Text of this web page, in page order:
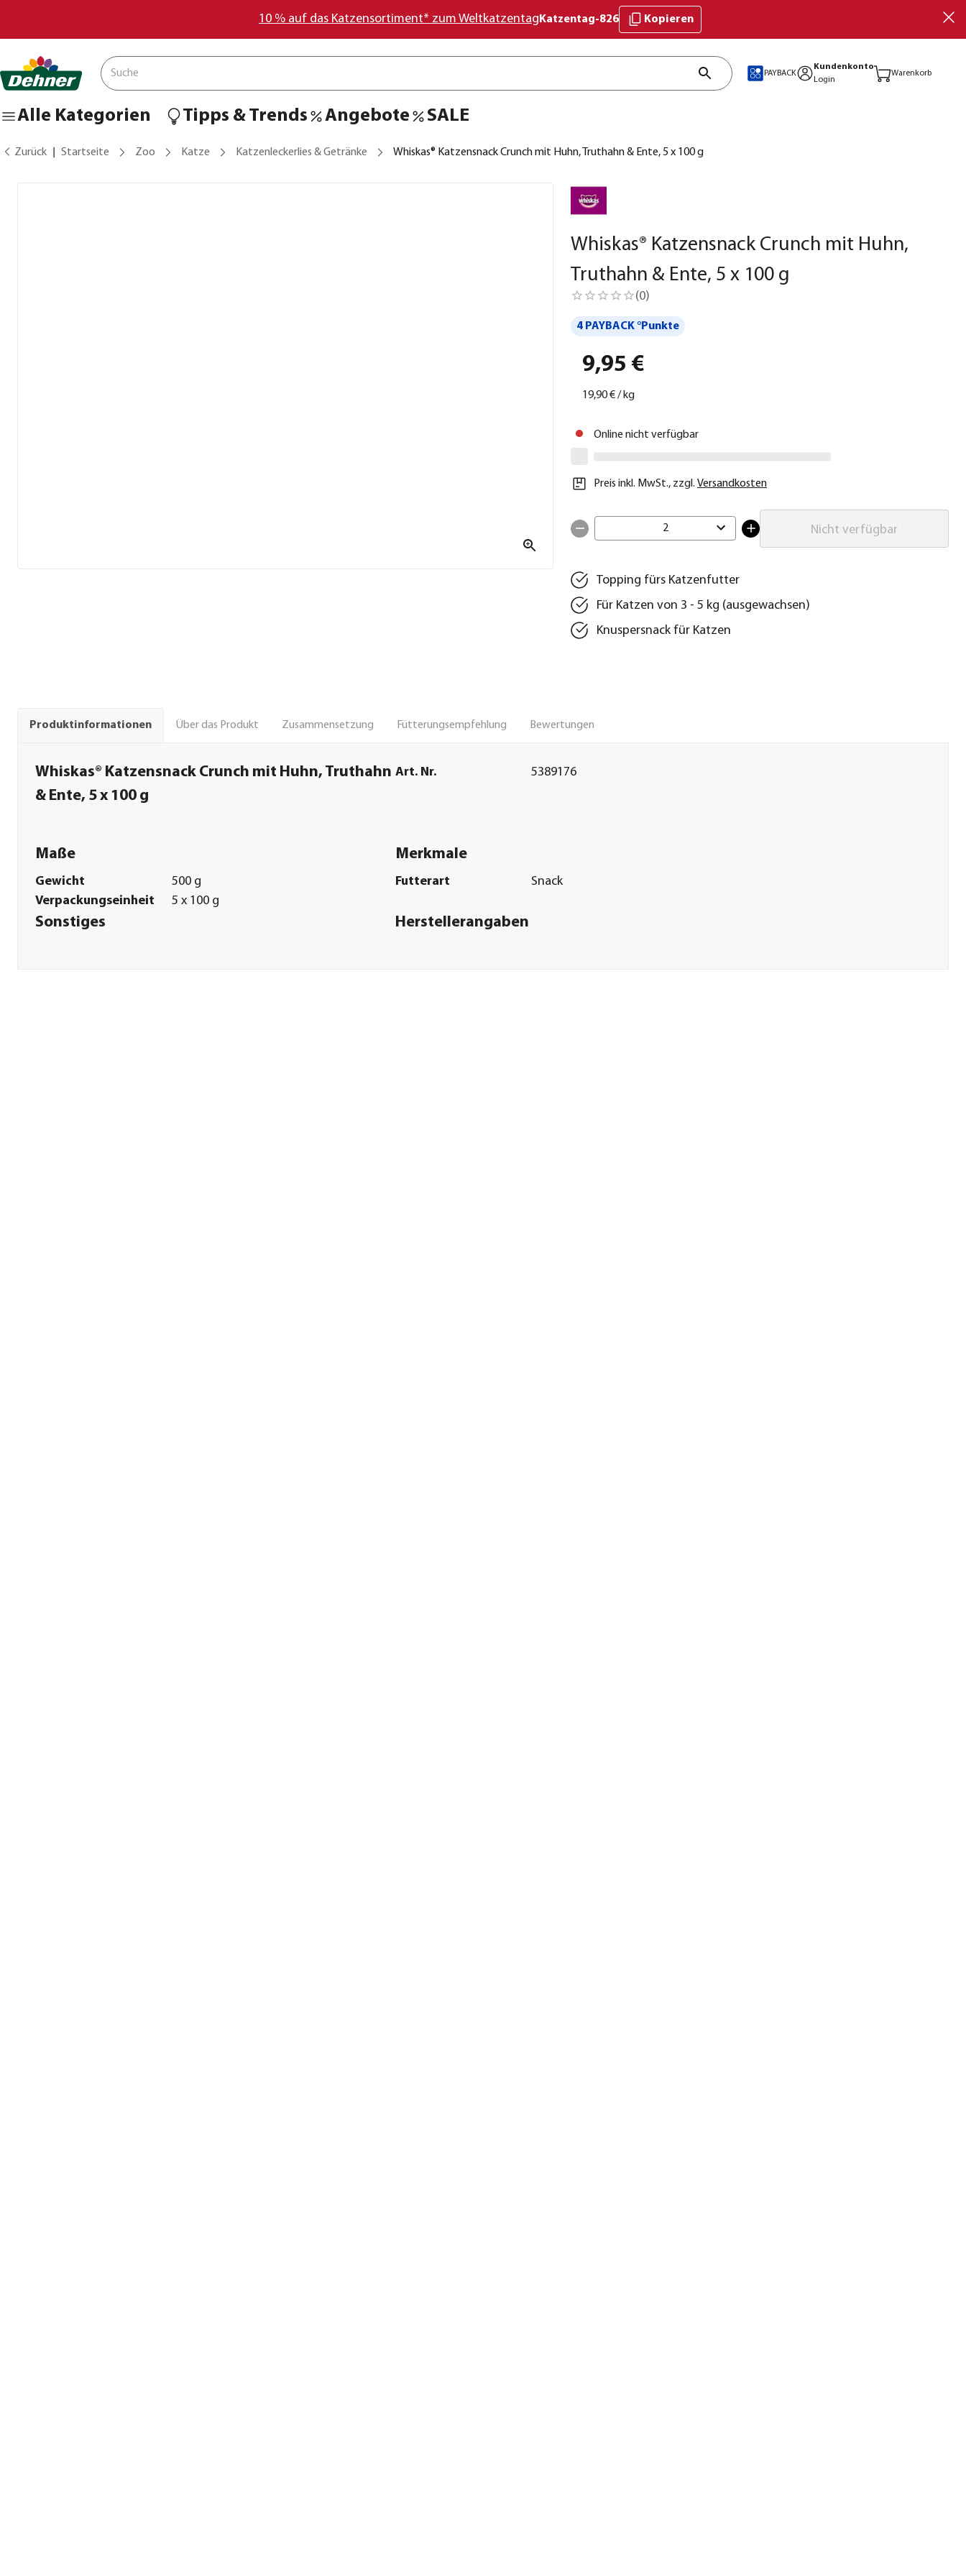
10 % auf das Katzensortiment* zum Weltkatzentag Katzentag-826 Kopieren
PAYBACK
Kundenkonto
Login
Warenkorb
Alle Kategorien Tipps & Trends Angebote SALE
Zurück Startseite Zoo Katze Katzenleckerlies & Getränke Whiskas® Katzensnack Crunch mit Huhn, Truthahn & Ente, 5 x 100 g
Whiskas® Katzensnack Crunch mit Huhn,
Truthahn & Ente, 5 x 100 g
(0)
4 PAYBACK °Punkte
9,95 €
19,90 €/ kg
Online nicht verfügbar
Preis inkl. MwSt., zzgl. Versandkosten
2 Nicht verfügbar
Topping fürs Katzenfutter
Für Katzen von 3 - 5 kg (ausgewachsen)
Knuspersnack für Katzen
Produktinformationen Über das Produkt Zusammensetzung Fütterungsempfehlung Bewertungen
Whiskas® Katzensnack Crunch mit Huhn, Truthahn
& Ente, 5 x 100 g
Art. Nr. 5389176
Maße
Gewicht
500 g
Verpackungseinheit
5 x 100 g
Merkmale
Futterart Snack
Sonstiges Herstellerangaben